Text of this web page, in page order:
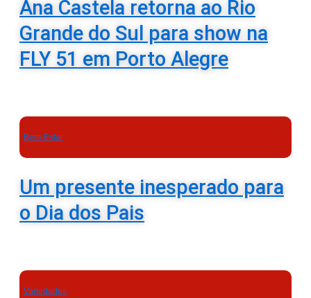
Ana Castela retorna ao Rio
Grande do Sul para show na
FLY 51 em Porto Alegre
Bem-Estar
Um presente inesperado para
o Dia dos Pais
Variedades